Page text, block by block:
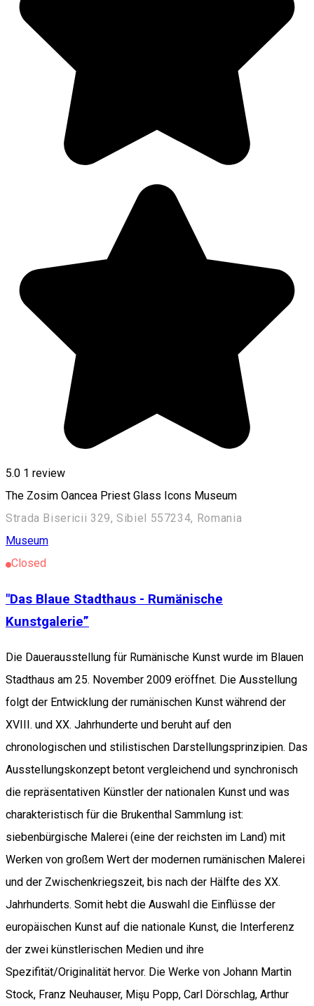
5.0 1 review
The Zosim Oancea Priest Glass Icons Museum
Strada Bisericii 329, Sibiel 557234, Romania
Museum
Closed
"Das Blaue Stadthaus - Rumänische
Kunstgalerie”
Die Dauerausstellung für Rumänische Kunst wurde im Blauen
Stadthaus am 25. November 2009 eröffnet. Die Ausstellung
folgt der Entwicklung der rumänischen Kunst während der
XVIII. und XX. Jahrhunderte und beruht auf den
chronologischen und stilistischen Darstellungsprinzipien. Das
Ausstellungskonzept betont vergleichend und synchronisch
die repräsentativen Künstler der nationalen Kunst und was
charakteristisch für die Brukenthal Sammlung ist:
siebenbürgische Malerei (eine der reichsten im Land) mit
Werken von großem Wert der modernen rumänischen Malerei
und der Zwischenkriegszeit, bis nach der Hälfte des XX.
Jahrhunderts. Somit hebt die Auswahl die Einflüsse der
europäischen Kunst auf die nationale Kunst, die Interferenz
der zwei künstlerischen Medien und ihre
Spezifität/Originalität hervor. Die Werke von Johann Martin
Stock, Franz Neuhauser, Mişu Popp, Carl Dörschlag, Arthur